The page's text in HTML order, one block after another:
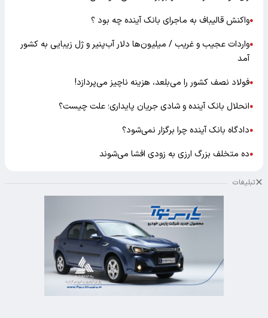
●واکنش قالیباف به ماجرای بانک آینده چه بود ؟
●واردات عجیب و غریب / میلیون‌ها دلار آب‌پنیر و ژل زیبایی به کشور
آمد
●فولاد نصف کشور را می‌بلعد، هزینه ناچیز می‌پردازد!
●انحلال بانک آینده و شادی جریان پایداری؛ علت چیست؟
●دادگاه بانک آینده چرا برگزار نمی‌شود؟
●ده متخلف بزرگ ارزی به زودی افشا می‌شوند
تبلیغات